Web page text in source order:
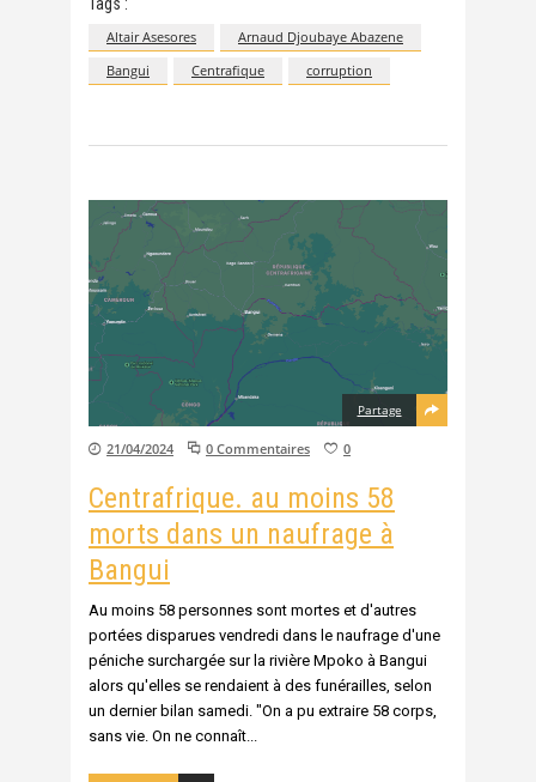
Altair Asesores
Arnaud Djoubaye Abazene
Bangui
Centrafique corruption
Partage
21/04/2024 0 Commentaires 0
Centrafrique. au moins 58
morts dans un naufrage à
Bangui
Au moins 58 personnes sont mortes et d'autres
portées disparues vendredi dans le naufrage d'une
péniche surchargée sur la rivière Mpoko à Bangui
alors qu'elles se rendaient à des funérailles, selon
un dernier bilan samedi. "On a pu extraire 58 corps,
sans vie. On ne connaît